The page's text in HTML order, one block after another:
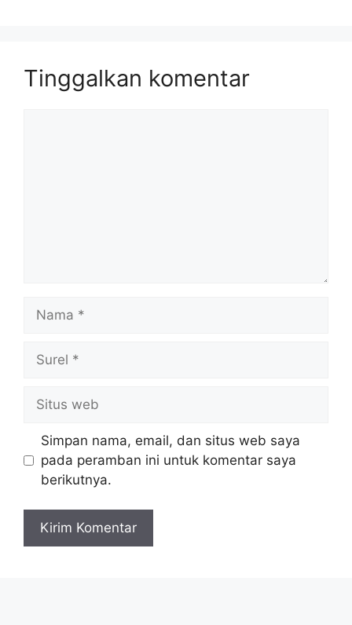
Tinggalkan komentar
web
Simpan nama, email, dan situs web saya
pada peramban ini untuk komentar saya
berikutnya.